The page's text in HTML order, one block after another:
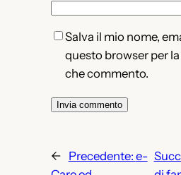
Salva il mio nome,
questo browser per
che commento.
← Precedente: e-